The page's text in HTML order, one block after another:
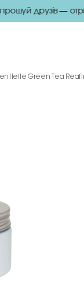
друзів —
Green Tea